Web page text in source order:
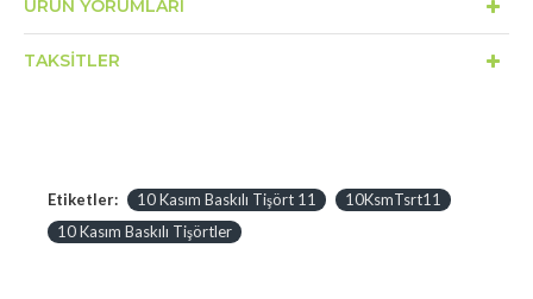
ÜRÜN YORUMLARI
TAKSITLER
Etiketler: 10 Kasım Baskılı Tişört 11
10KsmTsrt11
10 Kasım Baskılı Tişörtler